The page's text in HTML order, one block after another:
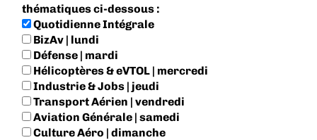
thématiques ci-dessous :
Quotidienne Intégrale
BizAv | lundi
Défense | mardi
Hélicoptères & eVTOL | mercredi
Industrie & Jobs | jeudi
Transport Aérien | vendredi
Aviation Générale | samedi
Culture Aéro | dimanche